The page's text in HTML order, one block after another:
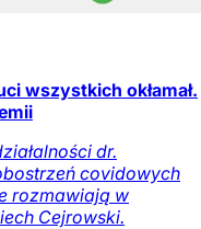
wszystkich okłamał.
dr.
covidowych
rozmawiają w
Cejrowski.